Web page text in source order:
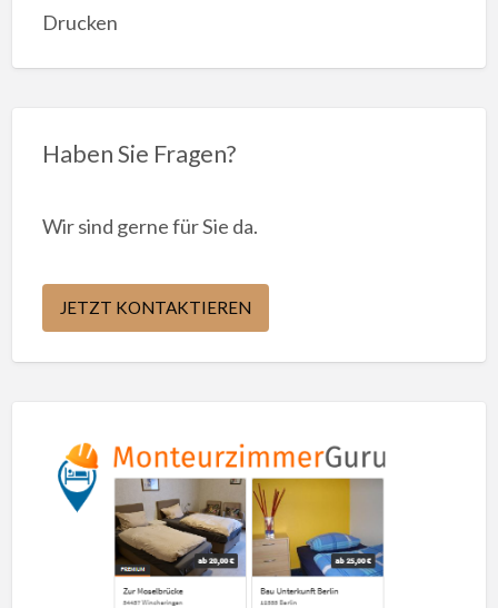
Drucken
Haben Sie Fragen?
Wir sind gerne für Sie da.
JETZT KONTAKTIEREN